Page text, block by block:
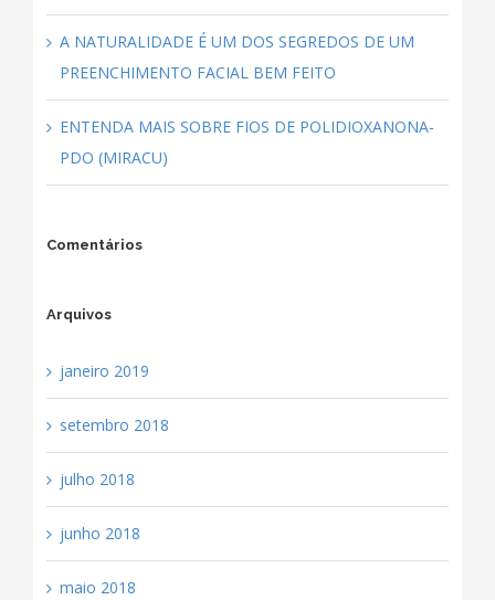
A NATURALIDADE É UM DOS SEGREDOS DE UM
PREENCHIMENTO FACIAL BEM FEITO
ENTENDA MAIS SOBRE FIOS DE POLIDIOXANONA-
PDO (MIRACU)
Comentários
Arquivos
janeiro 2019
setembro 2018
julho 2018
junho 2018
maio 2018